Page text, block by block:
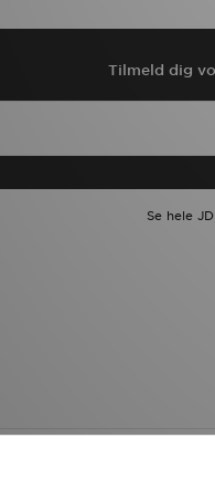
Tilmeld dig
Se hele